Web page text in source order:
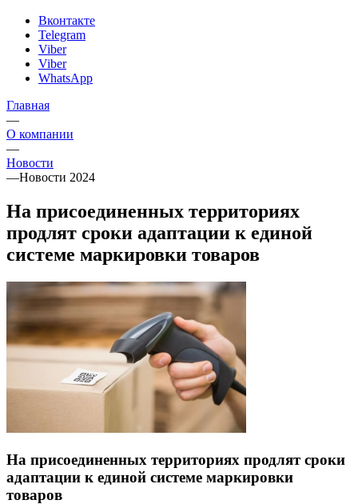
Вконтакте
Telegram
Viber
Viber
WhatsApp
Главная
—
О компании
—
Новости
—Новости 2024
На присоединенных территориях
продлят сроки адаптации к единой
системе маркировки товаров
На присоединенных территориях продлят сроки
адаптации к единой системе маркировки
товаров